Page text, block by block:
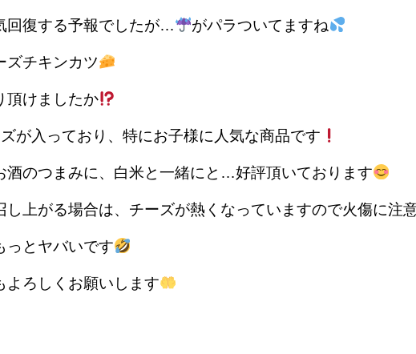
回復する予報でしたが… がパラついてますね
ズチキンカツ
頂けましたか
が入っており、特にお子様に人気な商品です
酒のつまみに、白米と一緒にと…好評頂いております
し上がる場合は、チーズが熱くなっていますので火傷に注
っとヤバいです
よろしくお願いします